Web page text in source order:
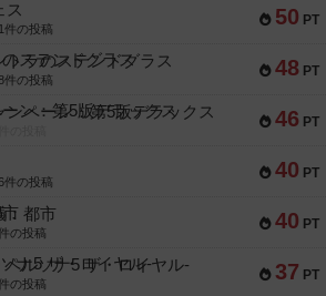
50 PT
ス
件の投稿
48 PT
トラのステンドグラス
件の投稿
46 PT
ンペーン：第5版デラックス
40 PT
件の投稿
40 PT
：都市
の投稿
37 PT
ルソナ5 ザ・ロイヤル-
の投稿